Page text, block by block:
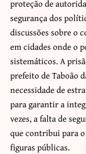
proteção de
segurança dos
discussões sobre o
em cidades onde o
sistemáticos. A
prefeito de Taboão
necessidade de
para garantir a
vezes, a falta de
que contribui para
figuras públicas.